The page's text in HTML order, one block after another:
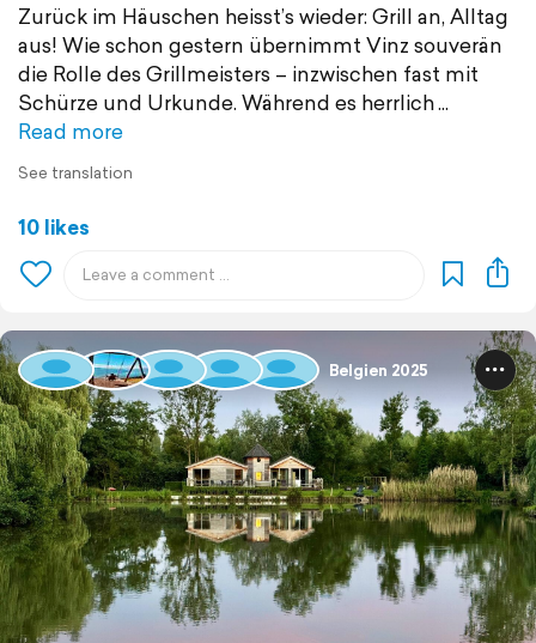
Zurück im Häuschen heisst’s wieder: Grill an, Alltag
aus! Wie schon gestern übernimmt Vinz souverän
die Rolle des Grillmeisters – inzwischen fast mit
Schürze und Urkunde. Während es herrlich
Read more
See translation
10 likes
Belgien 2025